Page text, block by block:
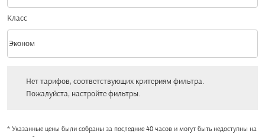
Класс
Класс option Эконом Selected
Эконом
keyboard_arrow_down
Нет тарифов, соответствующих критериям фильтра.
Пожалуйста, настройте фильтры.
* Указанные цены были собраны за последние 48 часов и могут быть недоступны на